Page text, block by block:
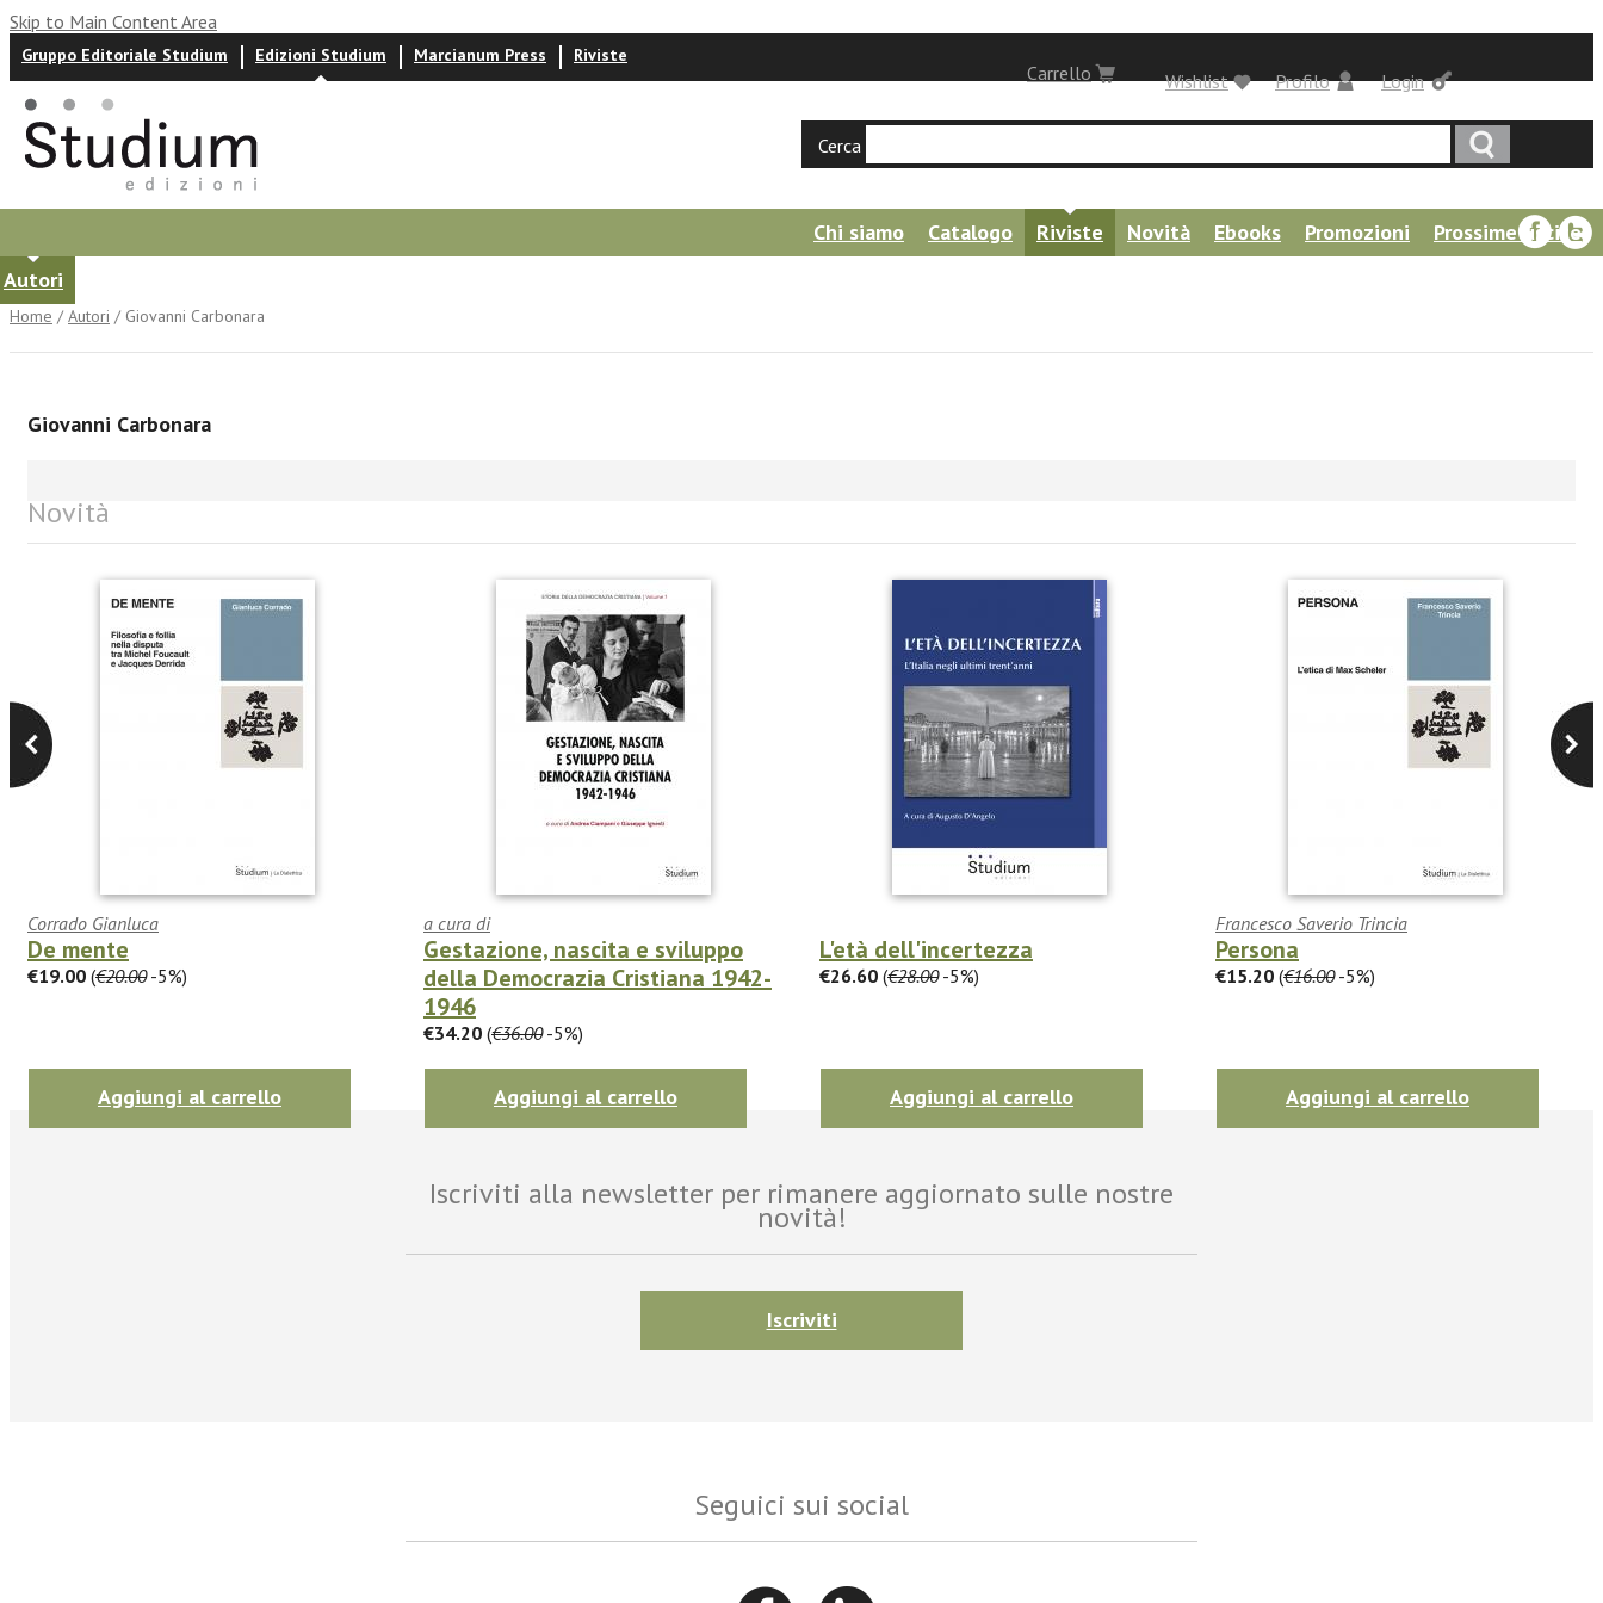
Skip to Main Content Area
Login
Carrello
Gruppo Editoriale Studium Edizioni Studium Marcianum Press Riviste
Profilo
Wishlist
Cerca
Chi siamo Catalogo Riviste Novità Ebooks Promozioni
Prossime uscite
Autori
Home /Autori / Giovanni Carbonara
Giovanni Carbonara
Novità
Corrado Gianluca
De mente
€19.00 (€20.00-5%)
Aggiungi al carrello
a cura di
Gestazione, nascita e sviluppo
della Democrazia Cristiana 1942-
1946
€34.20 (€36.00-5%)
Aggiungi al carrello
L'età dell'incertezza
€26.60 (€28.00-5%)
Aggiungi al carrello
Francesco Saverio Trincia
Persona
€15.20 (€16.00-5%)
Aggiungi al carrello
Iscriviti alla newsletter per rimanere aggiornato sulle nostre
novità!
Iscriviti
Seguici sui social